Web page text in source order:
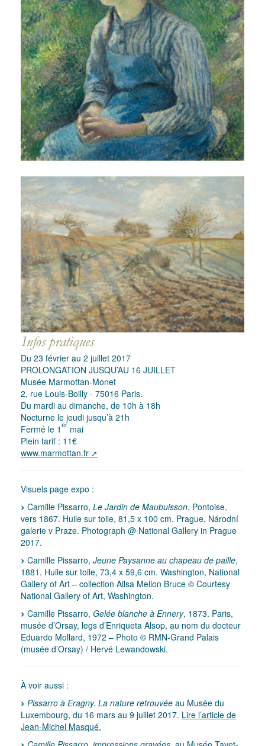
Du 23 février au 2 juillet 2017
PROLONGATION JUSQU’AU 16 JUILLET
Musée Marmottan-Monet
2, rue Louis-Boilly - 75016 Paris.
Du mardi au dimanche, de 10h à 18h
Nocturne le jeudi jusqu’à 21h
Fermé le 1er mai
Plein tarif : 11€
www.marmottan.fr
Visuels page expo :
Camille Pissarro, Le Jardin de Maubuisson, Pontoise,
vers 1867. Huile sur toile, 81,5 x 100 cm. Prague, Národní
galerie v Praze. Photograph @ National Gallery in Prague
2017.
Camille Pissarro, Jeune Paysanne au chapeau de paille,
1881. Huile sur toile, 73,4 x 59,6 cm. Washington, National
Gallery of Art – collection Ailsa Mellon Bruce © Courtesy
National Gallery of Art, Washington.
Camille Pissarro, Gelée blanche à Ennery, 1873. Paris,
musée d’Orsay, legs d’Enriqueta Alsop, au nom du docteur
Eduardo Mollard, 1972 – Photo © RMN-Grand Palais
(musée d’Orsay) / Hervé Lewandowski.
À voir aussi :
Pissarro à Eragny. La nature retrouvée au Musée du
Luxembourg, du 16 mars au 9 juillet 2017. Lire l’article de
Jean-Michel Masqué.